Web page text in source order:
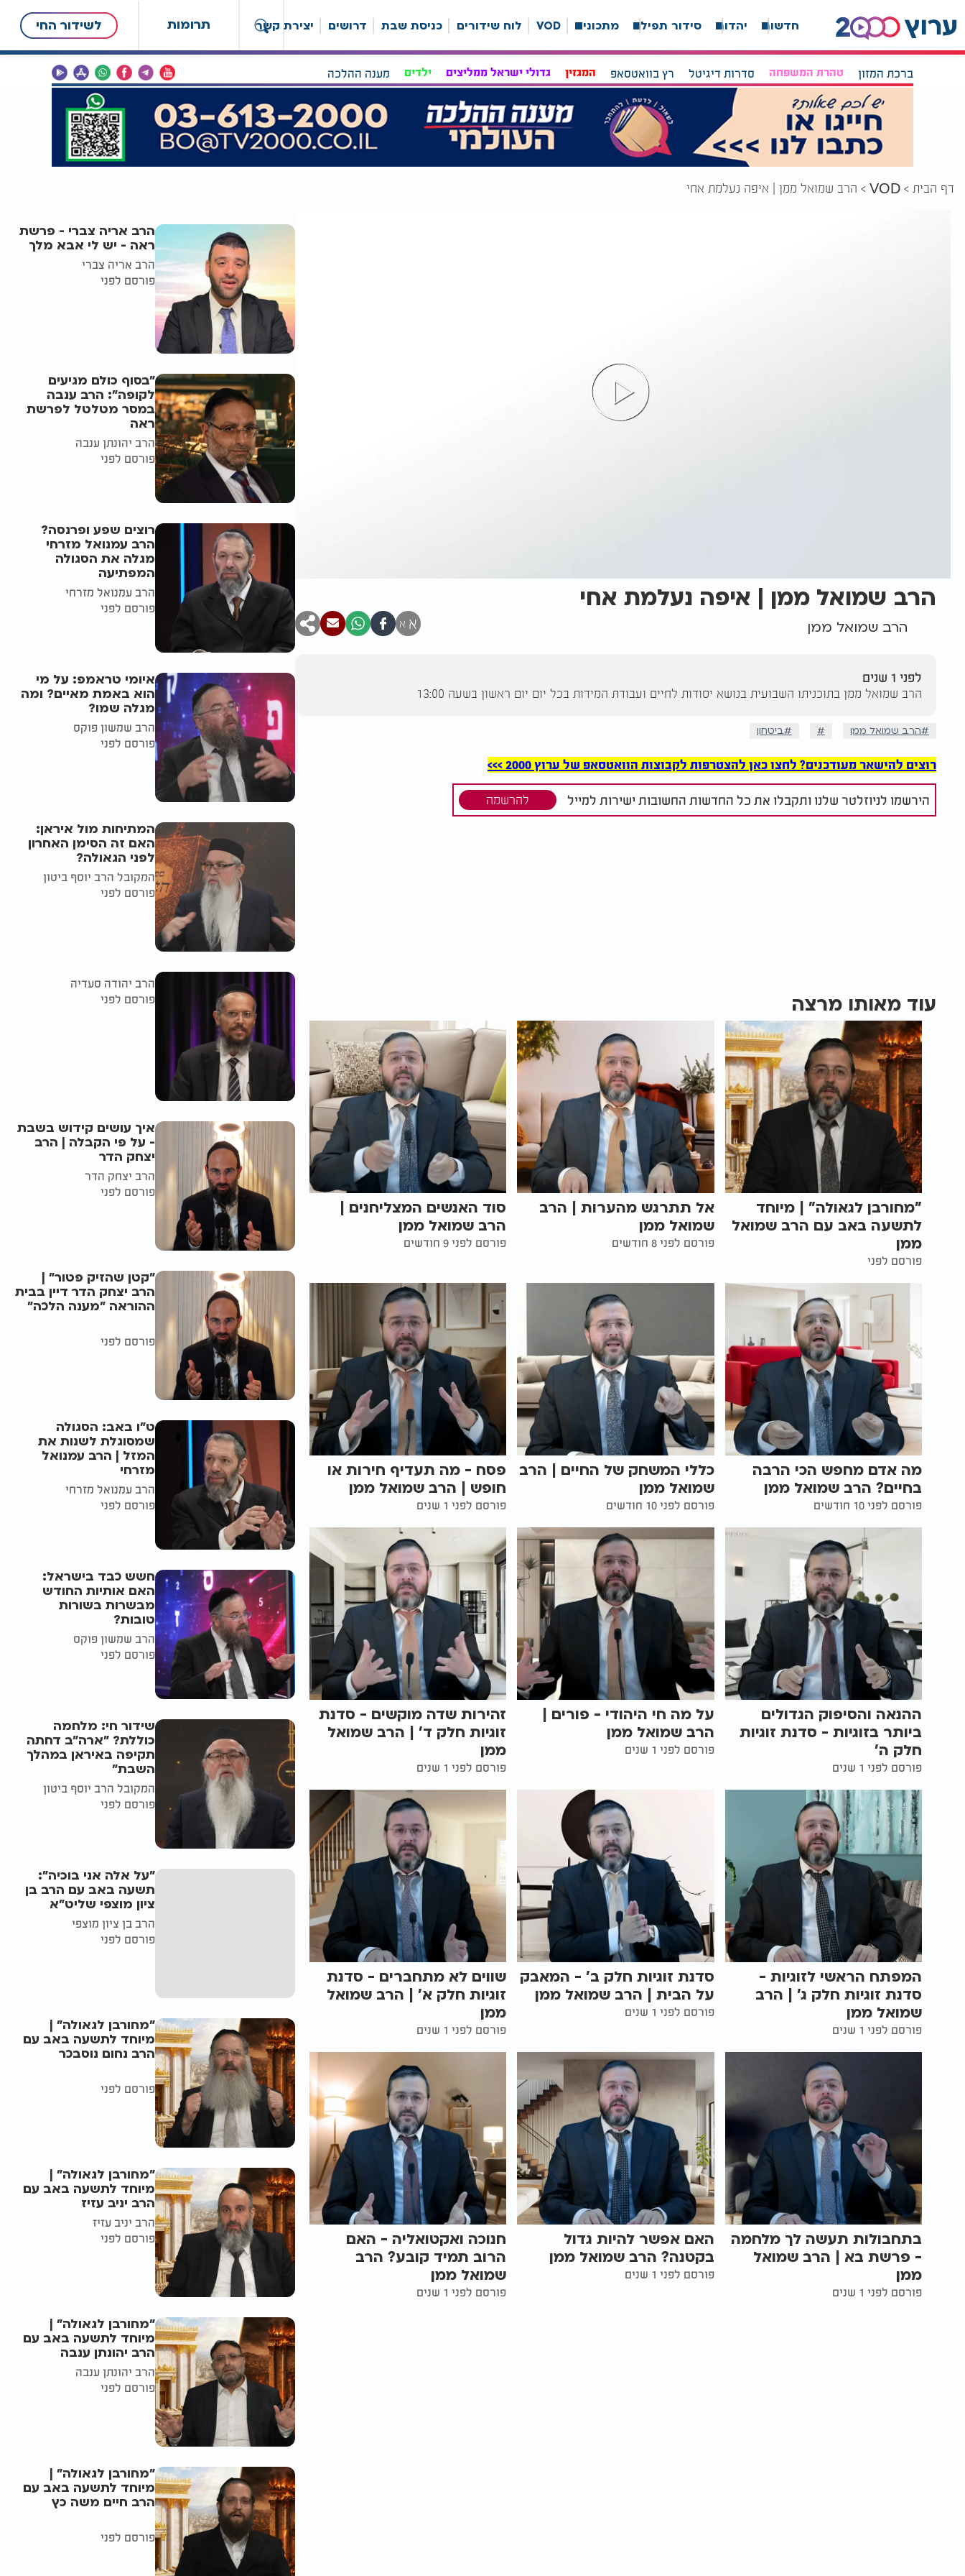
תרומות לשידור החי חדשות יהדות סידור תפילה מתכונים VOD לוח שידורים כניסת שבת דרושים יצירת קשר
ברכת המזון טהרת המשפחה סדרות דיגיטל רץ בוואטסאפ המגזין גדולי ישראל ממליצים ילדים מענה ההלכה
דף הבית VOD הרב שמואל ממן | איפה נעלמת אחי
הרב שמואל ממן | איפה נעלמת אחי
הרב שמואל ממן א א
לפני 1 שנים
הרב שמואל ממן בתוכניתו השבועית בנושא יסודות לחיים ועבודת המידות בכל יום יום ראשון בשעה 13:00
הרב שמואל ממן ביטחון
רוצים להישאר מעודכנים? לחצו כאן להצטרפות לקבוצות הוואטסאפ של ערוץ 2000 >>>
הירשמו לניוזלטר שלנו ותקבלו את כל החדשות החשובות ישירות למייל להרשמה
עוד מאותו מרצה
"מחורבן לגאולה" | מיוחד
לתשעה באב עם הרב שמואל
ממן
פורסם לפני
אל תתרגש מהערות | הרב
שמואל ממן
פורסם לפני 8 חודשים
סוד האנשים המצליחנים |
הרב שמואל ממן
פורסם לפני 9 חודשים
מה אדם מחפש הכי הרבה
בחיים? הרב שמואל ממן
פורסם לפני 10 חודשים
כללי המשחק של החיים | הרב
שמואל ממן
פורסם לפני 10 חודשים
פסח - מה תעדיף חירות או
חופש | הרב שמואל ממן
פורסם לפני 1 שנים
ההנאה והסיפוק הגדולים
ביותר בזוגיות - סדנת זוגיות
חלק ה'
פורסם לפני 1 שנים
על מה חי היהודי - פורים |
הרב שמואל ממן
פורסם לפני 1 שנים
זהירות שדה מוקשים - סדנת
זוגיות חלק ד' | הרב שמואל
ממן
פורסם לפני 1 שנים
המפתח הראשי לזוגיות -
סדנת זוגיות חלק ג' | הרב
שמואל ממן
פורסם לפני 1 שנים
סדנת זוגיות חלק ב' - המאבק
על הבית | הרב שמואל ממן
פורסם לפני 1 שנים
שווים לא מתחברים - סדנת
זוגיות חלק א' | הרב שמואל
ממן
פורסם לפני 1 שנים
בתחבולות תעשה לך מלחמה
- פרשת בא | הרב שמואל
ממן
פורסם לפני 1 שנים
האם אפשר להיות גדול
בקטנה? הרב שמואל ממן
פורסם לפני 1 שנים
חנוכה ואקטואליה - האם
הרוב תמיד קובע? הרב
שמואל ממן
פורסם לפני 1 שנים
הרב אריה צברי - פרשת
ראה - יש לי אבא מלך
הרב אריה צברי
פורסם לפני
"בסוף כולם מגיעים
לקופה": הרב ענבה
במסר מטלטל לפרשת
ראה
הרב יהונתן ענבה
פורסם לפני
רוצים שפע ופרנסה?
הרב עמנואל מזרחי
מגלה את הסגולה
המפתיעה
הרב עמנואל מזרחי
פורסם לפני
איומי טראמפ: על מי
הוא באמת מאיים? ומה
מגלה שמו?
הרב שמשון פוקס
פורסם לפני
המתיחות מול איראן:
האם זה הסימן האחרון
לפני הגאולה?
המקובל הרב יוסף ביטון
פורסם לפני
הרב יהודה סעדיה
פורסם לפני
איך עושים קידוש בשבת
- על פי הקבלה | הרב
יצחק הדר
הרב יצחק הדר
פורסם לפני
"קטן שהזיק פטור" |
הרב יצחק הדר דיין בבית
ההוראה "מענה הלכה"
פורסם לפני
ט"ו באב: הסגולה
שמסוגלת לשנות את
המזל | הרב עמנואל
מזרחי
הרב עמנואל מזרחי
פורסם לפני
חשש כבד בישראל:
האם אותיות החודש
מבשרות בשורות
טובות?
הרב שמשון פוקס
פורסם לפני
שידור חי: מלחמה
כוללת? ״ארה"ב דחתה
תקיפה באיראן במהלך
השבת״
המקובל הרב יוסף ביטון
פורסם לפני
"על אלה אני בוכיה":
תשעה באב עם הרב בן
ציון מוצפי שליט"א
הרב בן ציון מוצפי
פורסם לפני
"מחורבן לגאולה" |
מיוחד לתשעה באב עם
הרב נחום נוסבכר
פורסם לפני
"מחורבן לגאולה" |
מיוחד לתשעה באב עם
הרב יניב עזיז
הרב יניב עזיז
פורסם לפני
"מחורבן לגאולה" |
מיוחד לתשעה באב עם
הרב יהונתן ענבה
הרב יהונתן ענבה
פורסם לפני
"מחורבן לגאולה" |
מיוחד לתשעה באב עם
הרב חיים משה כץ
פורסם לפני